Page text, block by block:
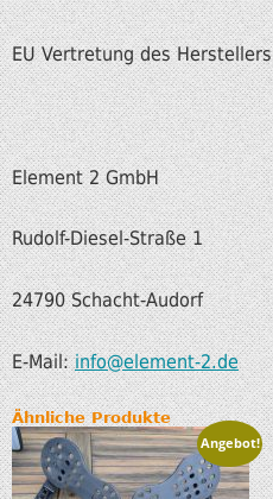
EU Vertretung des Herstellers
Element 2 GmbH
Rudolf-Diesel-Straße 1
24790 Schacht-Audorf
E-Mail:info@element-2.de
Ähnliche Produkte
Angebot!